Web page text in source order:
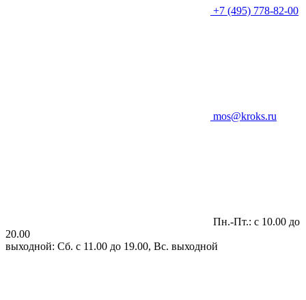
+7 (495) 778-82-00
mos@kroks.ru
Пн.-Пт.: с 10.00 до
20.00
выходной: Сб. с 11.00 до 19.00, Вс. выходной